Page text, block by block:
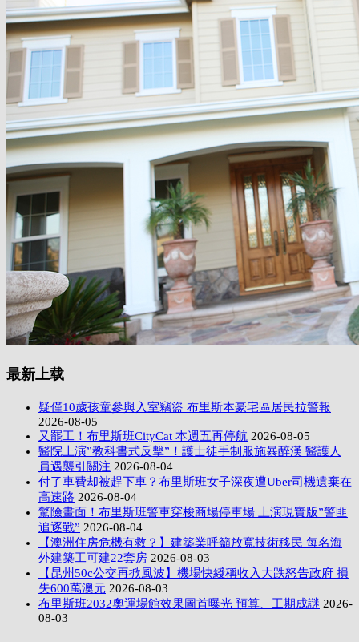
最新上载
疑僅10歲孩童參與入室竊盜 布里斯本豪宅區居民拉警報
2026-08-05
又罷工！布里斯班CityCat 本週五再停航 2026-08-05
醫院上演”教科書式反擊”！護士徒手制服施暴醉漢 醫護人
員遇襲引關注 2026-08-04
付了車費却被趕下車？布里斯班女子深夜遭Uber司機遺棄在
高速路 2026-08-04
驚險畫面！布里斯班警車穿梭商場停車場 上演現實版”警匪
追逐戰” 2026-08-04
【澳洲住房危機有救？】建築業呼籲放寬技術移民 每名海
外建築工可建22套房 2026-08-03
【昆州50c公交再掀風波】機場快綫稱收入大跌怒告政府 損
失600萬澳元 2026-08-03
布里斯班2032奧運場館效果圖首曝光 預算、工期成謎 2026-
08-03